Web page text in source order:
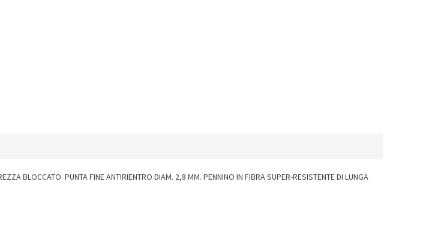
BLOCCATO. PUNTA FINE ANTIRIENTRO DIAM. 2,8 MM. PENNINO IN FIBRA SUPER-RESISTENTE DI LUNGA